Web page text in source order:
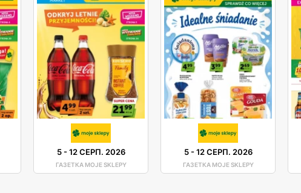
5-12 СЕРП. 2026
ГАЗЕТКА MOJE SKLEPY
5-12 СЕРП. 2026
ГАЗЕТКА MOJE SKLEPY